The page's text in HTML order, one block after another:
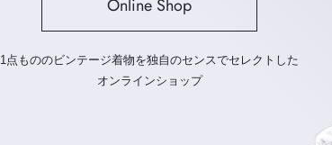
Online Shop
1点もののビンテージ着物を独自のセンスでセレクトした
オンラインショップ